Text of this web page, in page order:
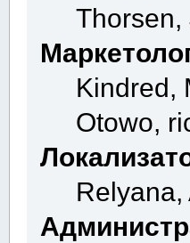
Thorsen,
Kindred,
Otowo,